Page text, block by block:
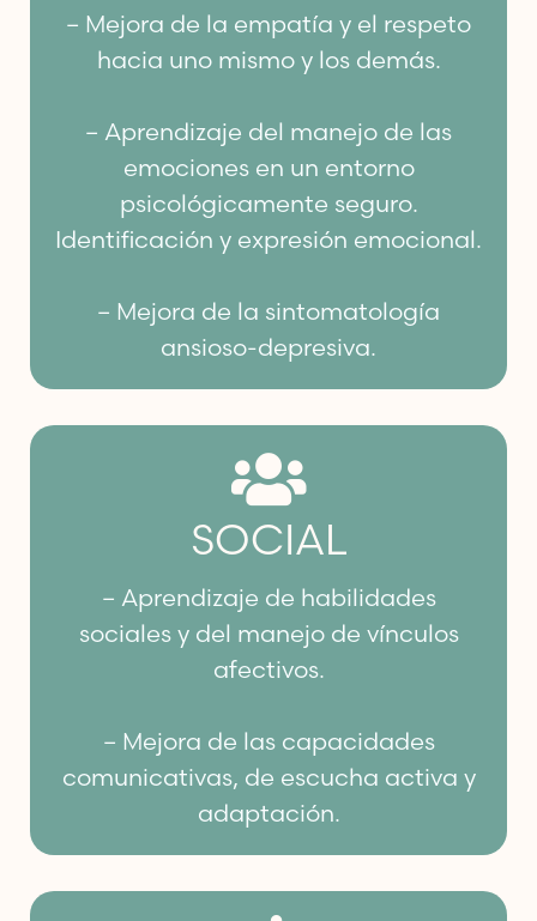
– Mejora de la empatía y el respeto
hacia uno mismo y los demás.
– Aprendizaje del manejo de las
emociones en un entorno
psicológicamente seguro.
Identificación y expresión emocional.
– Mejora de la sintomatología
ansioso-depresiva.
SOCIAL
– Aprendizaje de habilidades
sociales y del manejo de vínculos
afectivos.
– Mejora de las capacidades
comunicativas, de escucha activa y
adaptación.